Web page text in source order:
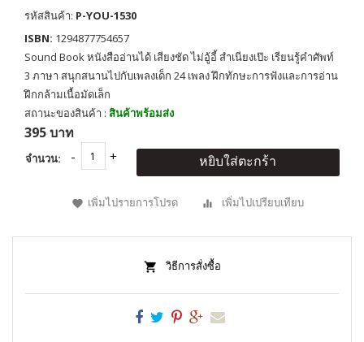
รหัสสินค้า: P-YOU-1530
ISBN: 1294877754657
Sound Book หนังสืออ่านได้ เสียงชัด ไม่อู้อี้ สำเนียงเป๊ะ เรียนรู้คำศัพท์
3 ภาษา สนุกสนานไปกับเพลงเด็ก 24 เพลง ฝึกทักษะการฟังและการอ่าน
ฝึกกล้ามเนื้อมัดเล็ก
สถานะของสินค้า : สินค้าพร้อมส่ง
395 บาท
จำนวน: หยิบใส่ตะกร้า
เพิ่มไปรายการโปรด เพิ่มไปเปรียบเทียบ
วิธีการสั่งซื้อ